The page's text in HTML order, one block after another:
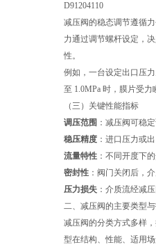
D91204110
减压阀的稳态调节遵循
力通过调节螺杆设定，
性。
例如，一台设定出口压
至 1.0MPa 时，膜片受
（三）关键性能指标
调压范围 ：减压阀可稳
稳压精度 ：进口压力或
流量特性 ：不同开度下
密封性 ：阀门关闭后，
压力损失 ：介质流经减
二、减压阀的主要类型
减压阀的分类方式多样
型在结构、性能、适用